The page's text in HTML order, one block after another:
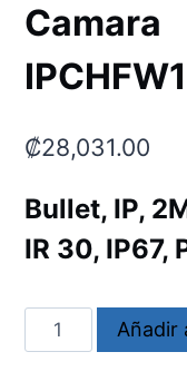
Camara
₡28,031.00
Bullet, IP,
IR 30, IP67,
Camara
IPCHFW1230S1S5
Añadir